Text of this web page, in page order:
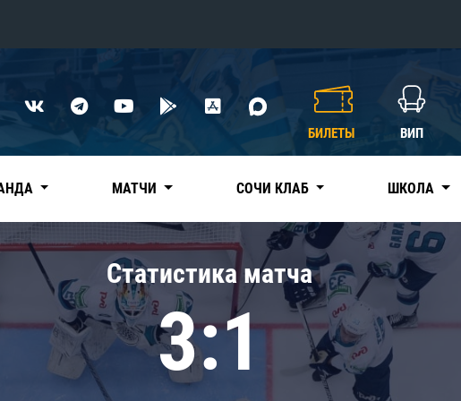
Нефтехимик
Дивизион Чернышева
Авангард
Адмирал
КХЛ
БИЛЕТЫ ВИП
МАТЧИ СОЧИ КЛАБ ШКОЛА
Статистика матча
3:1